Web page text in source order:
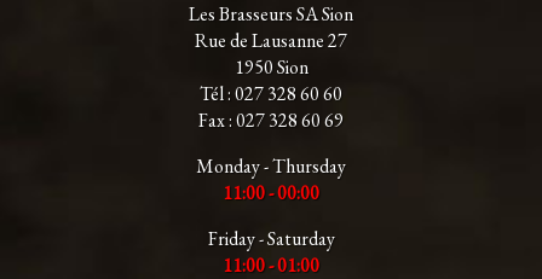
Les Brasseurs SA Sion
Rue de Lausanne 27
1950 Sion
Tél : 027 328 60 60
Fax : 027 328 60 69
Monday - Thursday
11:00 - 00:00
Friday - Saturday
11:00 - 01:00